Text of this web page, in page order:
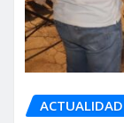
ACTUALIDAD